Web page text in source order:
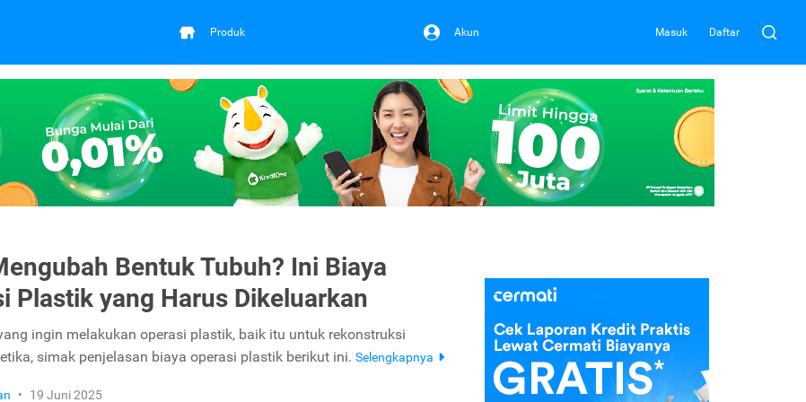
Produk Akun Masuk Daftar
Bentuk Tubuh? Ini Biaya
Plastik yang Harus Dikeluarkan
ingin melakukan operasi plastik, baik itu untuk rekonstruksi
simak penjelasan biaya operasi plastik berikut ini. Selengkapnya
• 19 Juni 2025